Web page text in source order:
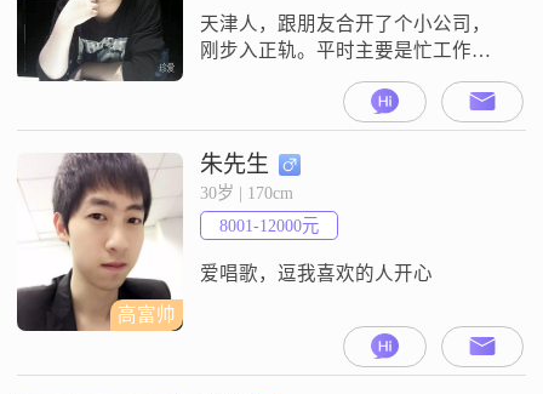
向奔赴的关系。我更看重活在当下
的状
天津人，跟朋友合开了个小公司，
刚步入正轨。平时主要是忙工作，
闲的时候，看下美剧韩综。喜欢旅
行。希望找20-30岁的女生
高富帅
朱先生
30岁 | 170cm
8001-12000元
爱唱歌，逗我喜欢的人开心